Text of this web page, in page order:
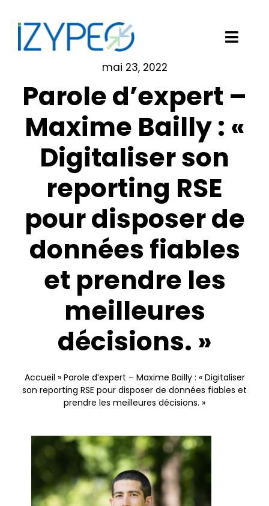
contenu
Nos clients
Blog
Demander une démo
Nous contacter
mai 23, 2022
Parole d’expert –
Maxime Bailly : «
Digitaliser son
reporting RSE
pour disposer de
données fiables
et prendre les
meilleures
décisions. »
Accueil » Parole d’expert – Maxime Bailly : « Digitaliser
son reporting RSE pour disposer de données fiables et
prendre les meilleures décisions. »